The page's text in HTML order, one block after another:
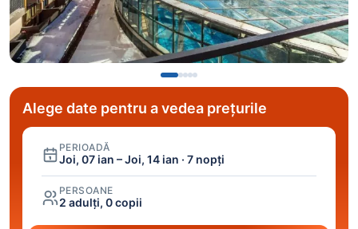
Alege date pentru a vedea prețurile
PERIOADĂ
Joi, 07 ian – Joi, 14 ian · 7 nopți
PERSOANE
2 adulți, 0 copii